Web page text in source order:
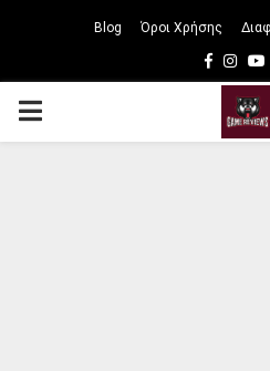
Blog Όροι Χρήσης
PRIMARY